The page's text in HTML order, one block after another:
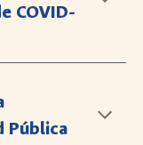
COVID-
Pública